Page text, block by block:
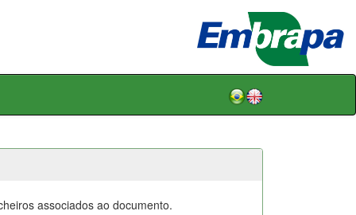
associados ao documento.